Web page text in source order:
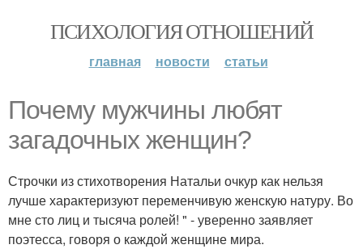
ПСИХОЛОГИЯ ОТНОШЕНИЙ
главная новости статьи
Почему мужчины любят
загадочных женщин?
Строчки из стихотворения Натальи очкур как нельзя
лучше характеризуют переменчивую женскую натуру. Во
мне сто лиц и тысяча ролей! " - уверенно заявляет
поэтесса, говоря о каждой женщине мира.